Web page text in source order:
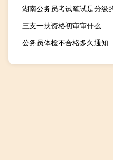
湖南公务员考试笔试是分级
三支一扶资格初审审什么
公务员体检不合格多久通知